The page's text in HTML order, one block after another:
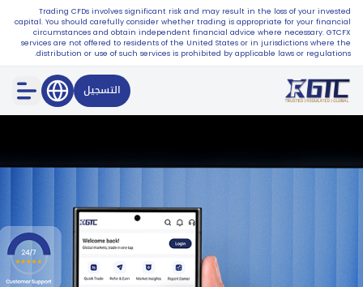
Trading CFDs involves significant risk and may result in the loss of your invested
capital. You should carefully consider whether trading is appropriate for your financial
circumstances and obtain independent financial advice where necessary. GTCFX
services are not offered to residents of the United States or in jurisdictions where the
distribution or use of such services is prohibited by applicable laws or regulations.
التسجيل